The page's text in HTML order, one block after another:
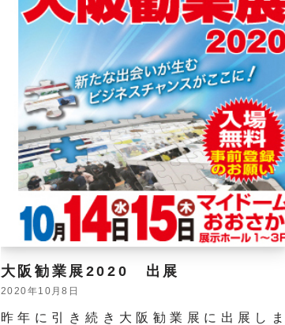
大阪勧業展2020 出展
2020年10月8日
昨年に引き続き大阪勧業展に出展しま